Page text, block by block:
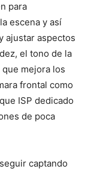
para
escena y así
ajustar aspectos
el tono de la
mejora los
frontal como
ISP dedicado
de poca
captando